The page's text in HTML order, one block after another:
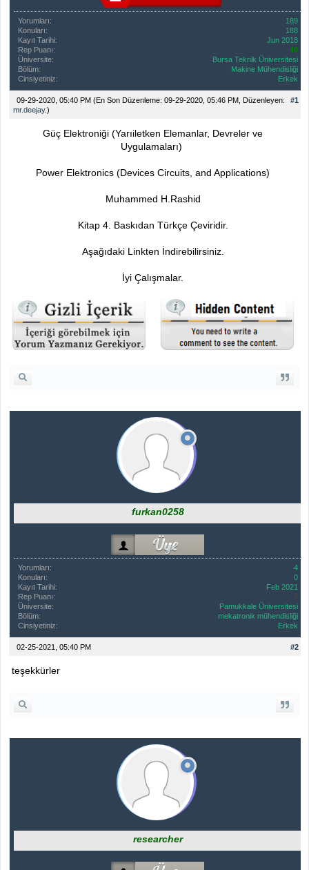
Yorumları:
189
Konuları:
188
Kayıt Tarihi:
Jun 2018
Rep Puanı:
46
Üniversite:
Bursa Teknik Üniversitesi
Bölüm:
Makine Mühendisliği
Cinsiyetiniz:
Erkek
#1
09-29-2020, 05:40 PM (En Son Düzenleme: 09-29-2020, 05:46 PM, Düzenleyen:
mr.deejay.)
Güç Elektroniği (Yarıiletken Elemanlar, Devreler ve
Uygulamaları)
Power Elektronics (Devices Circuits, and Applications)
Muhammed H.Rashid
Kitap 4. Baskıdan Türkçe Çeviridir.
Aşağıdaki Linkten İndirebilirsiniz.
İyi Çalışmalar.
furkan0258
Yorumları:
4
Konuları:
0
Kayıt Tarihi:
Feb 2021
Rep Puanı:
Üniversite:
Pamukkale Üniversitesi
Bölüm:
mekatronik mühendisliği
Cinsiyetiniz:
Erkek
#2
02-25-2021, 05:40 PM
teşekkürler
researcher